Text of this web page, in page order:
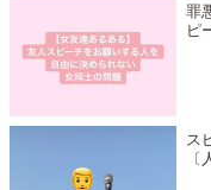
罪
ピ
ス